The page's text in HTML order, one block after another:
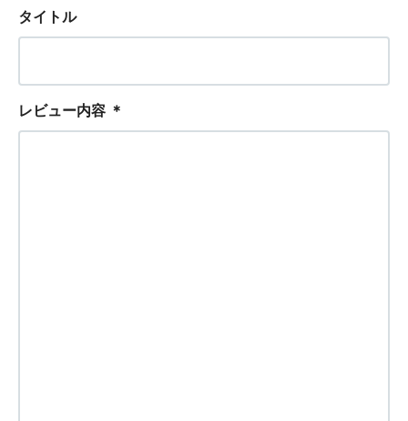
タイトル
レビュー内容 ＊